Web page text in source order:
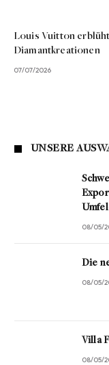
Louis Vuitton
Diamantkreationen
07/07/2026
UNSERE
08/05/
Die
08/05/
Villa
08/05/